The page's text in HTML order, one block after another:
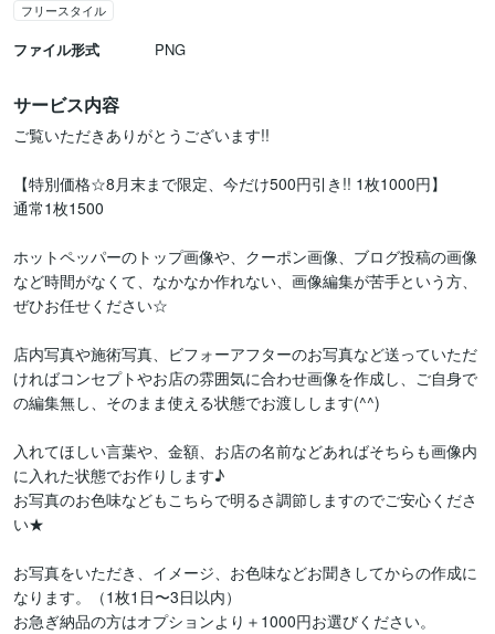
フリースタイル
ファイル形式 PNG
サービス内容
ご覧いただきありがとうございます!!
【特別価格☆8月末まで限定、今だけ500円引き!! 1枚1000円】
通常1枚1500
ホットペッパーのトップ画像や、クーポン画像、ブログ投稿の画像
など時間がなくて、なかなか作れない、画像編集が苦手という方、
ぜひお任せください☆
店内写真や施術写真、ビフォーアフターのお写真など送っていただ
ければコンセプトやお店の雰囲気に合わせ画像を作成し、ご自身で
の編集無し、そのまま使える状態でお渡しします(^^)
入れてほしい言葉や、金額、お店の名前などあればそちらも画像内
に入れた状態でお作りします♪
お写真のお色味などもこちらで明るさ調節しますのでご安心くださ
い★
お写真をいただき、イメージ、お色味などお聞きしてからの作成に
なります。（1枚1日〜3日以内）
お急ぎ納品の方はオプションより＋1000円お選びください。